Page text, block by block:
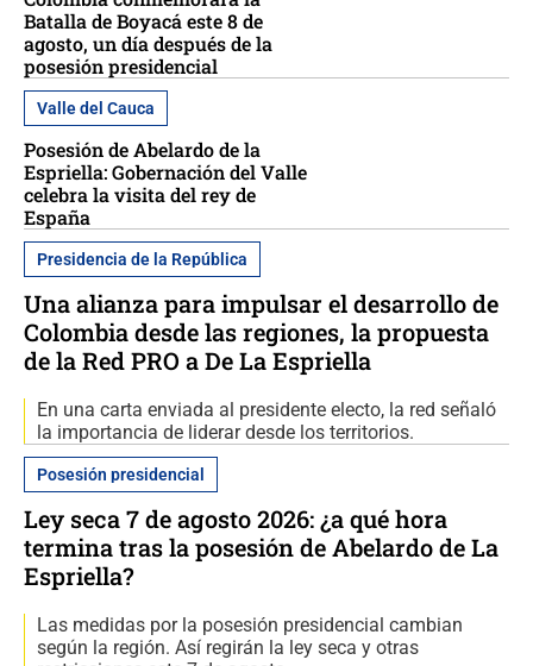
Batalla de Boyacá este 8 de
agosto, un día después de la
posesión presidencial
Valle del Cauca
Posesión de Abelardo de la
Espriella: Gobernación del Valle
celebra la visita del rey de
España
Presidencia de la República
Una alianza para impulsar el desarrollo de
Colombia desde las regiones, la propuesta
de la Red PRO a De La Espriella
En una carta enviada al presidente electo, la red señaló
la importancia de liderar desde los territorios.
Posesión presidencial
Ley seca 7 de agosto 2026: ¿a qué hora
termina tras la posesión de Abelardo de La
Espriella?
Las medidas por la posesión presidencial cambian
según la región. Así regirán la ley seca y otras